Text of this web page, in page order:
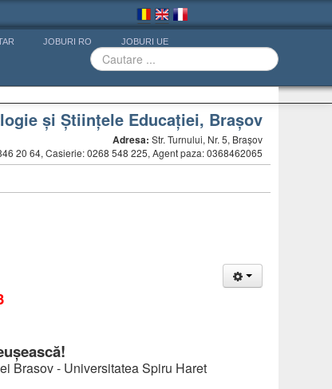
JOBURI RO JOBURI UE
și Științele Educației, Brașov
Adresa: Str. Turnului, Nr. 5, Brașov
20 64, Casierie: 0268 548 225, Agent paza: 0368462065
Brasov - Universitatea Spiru Haret